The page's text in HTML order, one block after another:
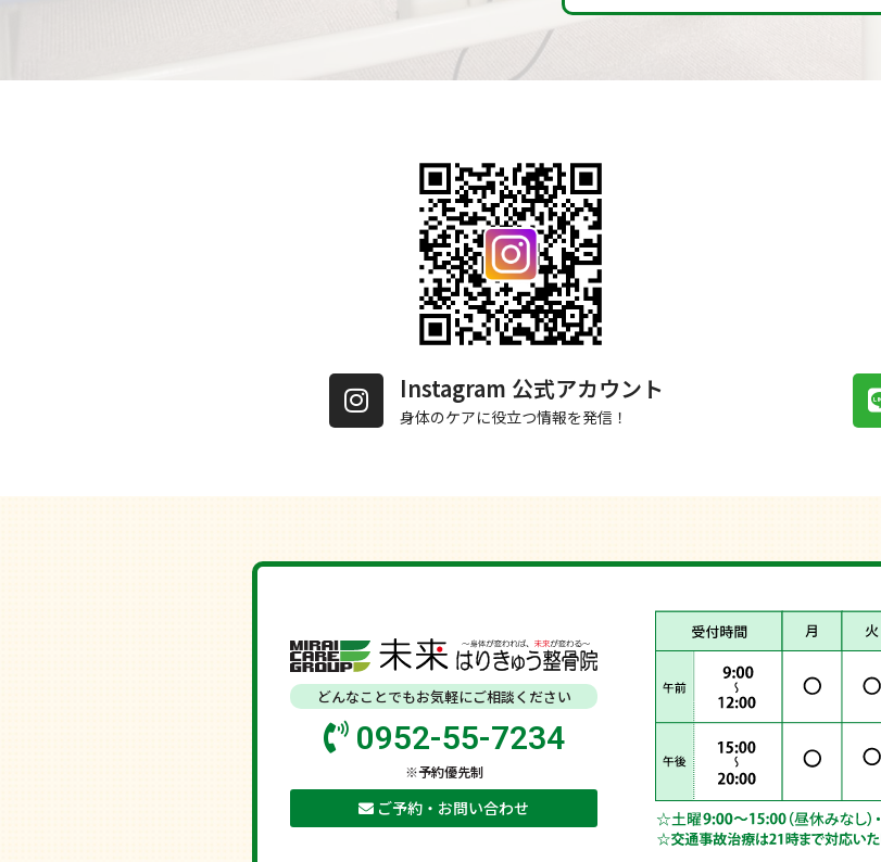
Instagram 公式アカウント
身体のケアに役立つ情報を発信！
どんなことでもお気軽にご相談ください
0952-55-7234
※予約優先制
ご予約・お問い合わせ